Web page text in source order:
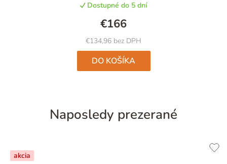
Dostupné do 5 dní
€134,96 bez DPH
€166
DO KOŠÍKA
Naposledy prezerané
akcia